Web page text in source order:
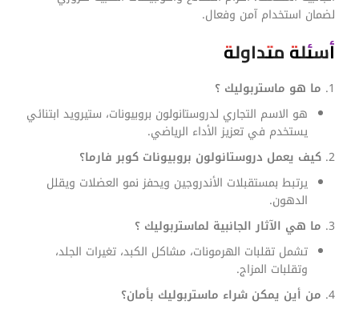
لضمان استخدام آمن وفعال.
أسئلة متداولة
ما هو ماستربوليك ؟
هو الاسم التجاري لدروستانولون بروبيونات، ستيرويد ابتنائي
يستخدم في تعزيز الأداء الرياضي.
كيف يعمل دروستانولون بروبيونات كوبر فارما؟
يرتبط بمستقبلات الأندروجين ويحفز نمو العضلات ويقلل
الدهون.
ما هي الآثار الجانبية لماستربوليك ؟
تشمل تقلبات الهرمونات، مشاكل الكبد، تغيرات الجلد،
وتقلبات المزاج.
من أين يمكن شراء ماستربوليك بأمان؟